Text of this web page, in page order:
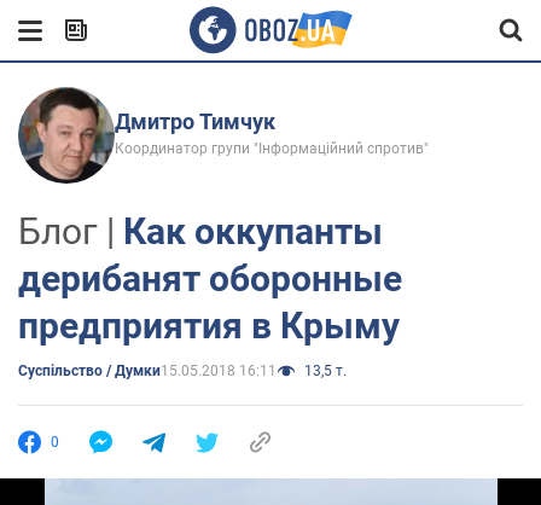
Дмитро Тимчук
Координатор групи "Інформаційний спротив"
Блог | Как оккупанты
дерибанят оборонные
предприятия в Крыму
Суспільство / Думки15.05.2018 16:11 13,5 т.
0